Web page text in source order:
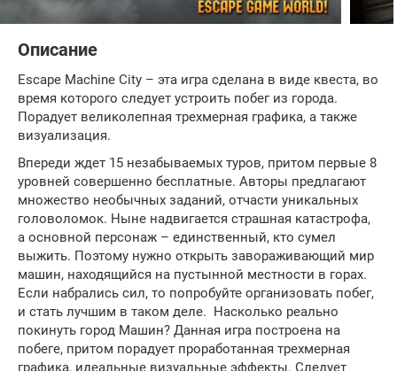
Описание
Escape Machine City – эта игра сделана в виде квеста, во
время которого следует устроить побег из города.
Порадует великолепная трехмерная графика, а также
визуализация.
Впереди ждет 15 незабываемых туров, притом первые 8
уровней совершенно бесплатные. Авторы предлагают
множество необычных заданий, отчасти уникальных
головоломок. Ныне надвигается страшная катастрофа,
а основной персонаж – единственный, кто сумел
выжить. Поэтому нужно открыть завораживающий мир
машин, находящийся на пустынной местности в горах.
Если набрались сил, то попробуйте организовать побег,
и стать лучшим в таком деле. Насколько реально
покинуть город Машин? Данная игра построена на
побеге, притом порадует проработанная трехмерная
графика, идеальные визуальные эффекты. Следует